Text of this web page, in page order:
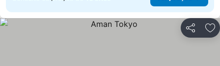
Partilhar